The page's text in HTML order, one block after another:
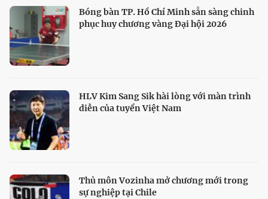
Bóng bàn TP. Hồ Chí Minh sẵn sàng chinh
phục huy chương vàng Đại hội 2026
HLV Kim Sang Sik hài lòng với màn trình
diễn của tuyển Việt Nam
Thủ môn Vozinha mở chương mới trong
sự nghiệp tại Chile